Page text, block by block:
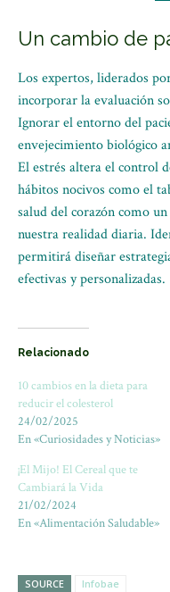
Un cambio de
Los expertos, liderados
incorporar la evaluación
Ignorar el entorno del
envejecimiento biológico
El estrés altera el control
hábitos nocivos como el
salud del corazón como
nuestra realidad diaria.
permitirá diseñar
efectivas y personalizadas.
Relacionado
10 cambios en la dieta para
reducir el colesterol
24/02/2025
En «Curiosidades y Noticias»
¡El Mijo! El Cereal que te
Cambiará la Vida
21/02/2024
En «Alimentación Saludable»
SOURCE Infobae